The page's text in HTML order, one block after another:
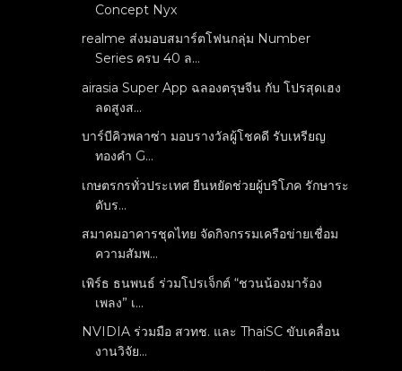
Concept Nyx
realme ส่งมอบสมาร์ตโฟนกลุ่ม Number
Series ครบ 40 ล...
airasia Super App ฉลองตรุษจีน กับ โปรสุดเฮง
ลดสูงส...
บาร์บีคิวพลาซ่า มอบรางวัลผู้โชคดี รับเหรียญ
ทองคำ G...
เกษตรกรทั่วประเทศ ยืนหยัดช่วยผู้บริโภค รักษาระ
ดับร...
สมาคมอาคารชุดไทย จัดกิจกรรมเครือข่ายเชื่อม
ความสัมพ...
เพิร์ธ ธนพนธ์ ร่วมโปรเจ็กต์ “ชวนน้องมาร้อง
เพลง” เ...
NVIDIA ร่วมมือ สวทช. และ ThaiSC ขับเคลื่อน
งานวิจัย...